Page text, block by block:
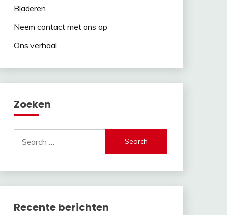
Bladeren
Neem contact met ons op
Ons verhaal
Zoeken
for:
Recente berichten